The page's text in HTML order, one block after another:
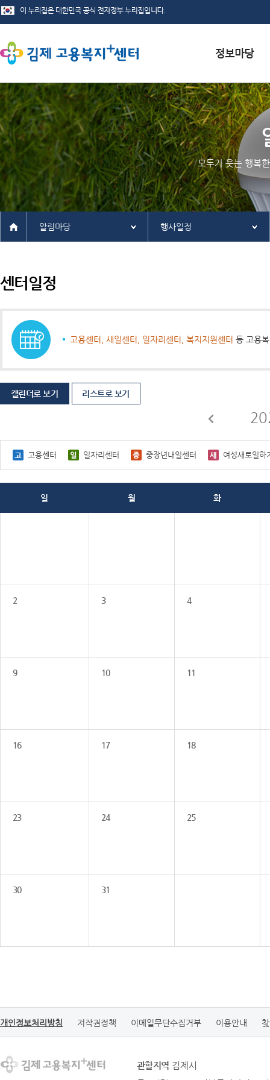
서식자료실
채용정보
인재정보
관련사이트
모두가 웃는 행복
알림마당 행사일정
센터일정
고용센터, 새일센터, 일자리센터, 복지지원센터 등 고용
캘린더로 보기 리스트로 보기
고용센터 일자리센터 중장년내일센터 여성새로일하
일 월 화
2 3 4
9 10 11
16 17 18
23 24 25
30 31
개인정보처리방침 저작권정책 이메일무단수집거부 이용안내
관할지역 김제시